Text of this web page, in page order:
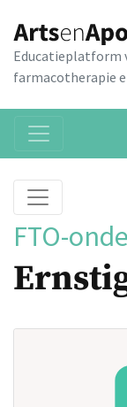
Educatieplatform
farmacotherapie
FTO-